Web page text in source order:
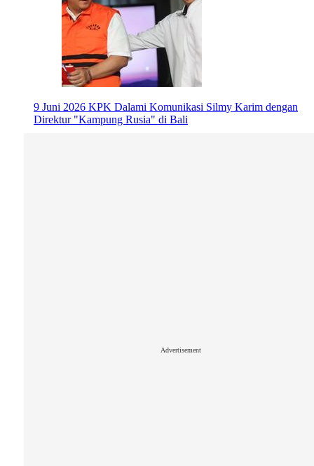
9 Juni 2026 KPK Dalami Komunikasi Silmy Karim dengan
Direktur "Kampung Rusia" di Bali
Advertisement